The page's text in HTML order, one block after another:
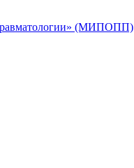
(МИПОПП)